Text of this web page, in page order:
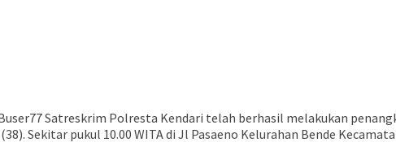
Satreskrim Polresta Kendari telah berhasil melakukan
Sekitar pukul 10.00 WITA di Jl Pasaeno Kelurahan Bende